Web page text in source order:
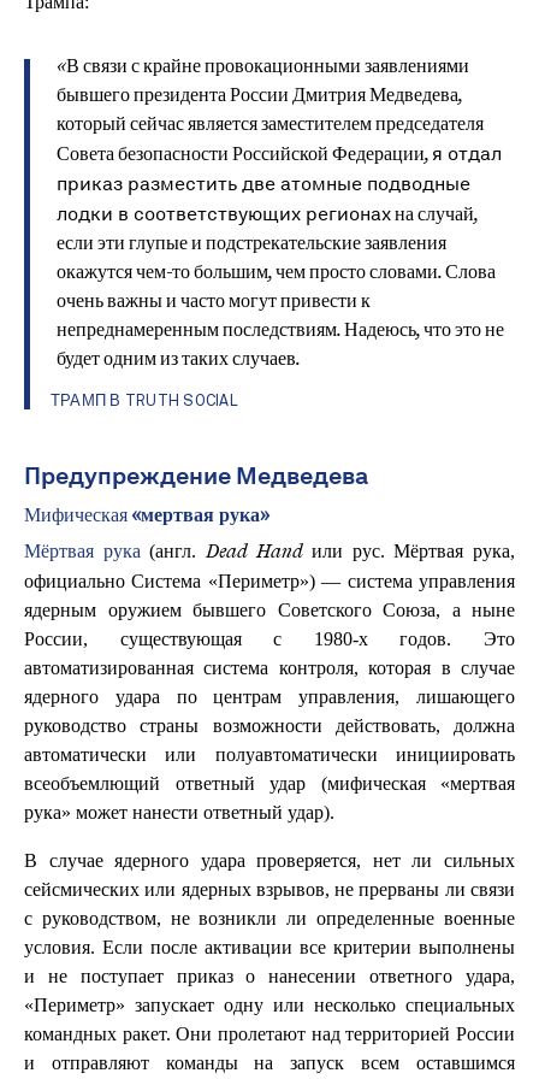
«В связи с крайне провокационными заявлениями
бывшего президента России Дмитрия Медведева,
который сейчас является заместителем председателя
Совета безопасности Российской Федерации, я отдал
приказ разместить две атомные подводные
лодки в соответствующих регионахна случай,
если эти глупые и подстрекательские заявления
окажутся чем-то большим, чем просто словами. Слова
очень важны и часто могут привести к
непреднамеренным последствиям. Надеюсь, что это не
будет одним из таких случаев.
ТРАМП В TRUTH SOCIAL
Предупреждение Медведева
Мифическая«мертвая рука»
Мёртвая рука (англ. Dead Handили рус. Мёртвая рука,
официально Система «Периметр») — система управления
ядерным оружием бывшего Советского Союза, а ныне
России, существующая с 1980-х годов. Это
автоматизированная система контроля, которая в случае
ядерного удара по центрам управления, лишающего
руководство страны возможности действовать, должна
автоматически или полуавтоматически инициировать
всеобъемлющий ответный удар (мифическая «мертвая
рука» может нанести ответный удар).
В случае ядерного удара проверяется, нет ли сильных
сейсмических или ядерных взрывов, не прерваны ли связи
с руководством, не возникли ли определенные военные
условия. Если после активации все критерии выполнены
и не поступает приказ о нанесении ответного удара,
«Периметр» запускает одну или несколько специальных
командных ракет. Они пролетают над территорией России
и отправляют команды на запуск всем оставшимся